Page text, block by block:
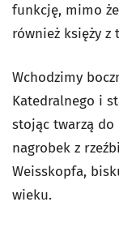
funkcję, mimo
również księży z
Wchodzimy
Katedralnego i
stojąc twarzą do
nagrobek z
Weisskopfa,
wieku.